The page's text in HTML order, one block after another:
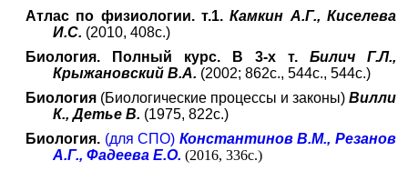
Атлас по физиологии. т.1.Камкин А.Г., Киселева
И.С. (2010, 408с.)
Биология. Полный курс. В 3-х т. Билич Г.Л.,
Крыжановский В.А. (2002; 862с., 544с., 544с.)
Биология (Биологические процессы и законы) Вилли
К., Детье В. (1975, 822с.)
Биология. (для СПО) Константинов В.М., Резанов
А.Г., Фадеева Е.О. (2016, 336с.)